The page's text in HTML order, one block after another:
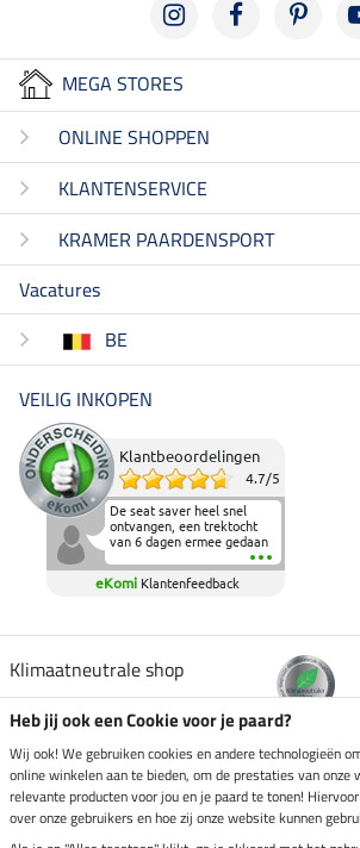
MEGA STORES
ONLINE SHOPPEN
KLANTENSERVICE
KRAMER PAARDENSPORT
Vacatures
BE
VEILIG INKOPEN
Klantbeoordelingen
4.7/5
De seat saver heel snel
ontvangen, een trektocht
van 6 dagen ermee gedaan
en deze heeft de beproeving
fantastisch doorstaan.
Heerlijk zacht om op te
elkaar in het zadel.
eKomi Klantenfeedback
Klimaatneutrale shop
Verzending per
Veilig betalen met
Heb jij ook een Cookie voor je paard?
Wij ook! We gebruiken cookies en andere technologieën
online winkelen aan te bieden, om de prestaties van onze
relevante producten voor jou en je paard te tonen!
over onze gebruikers en hoe zij onze website kunnen